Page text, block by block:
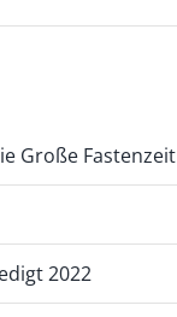
Große Fastenzeit
2022